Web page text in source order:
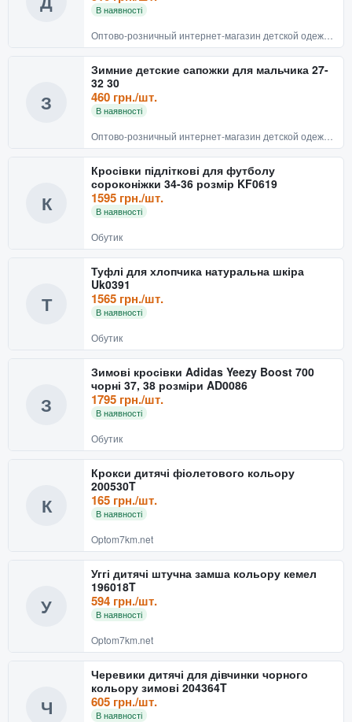
В наявності
З
Зимние детские сапожки для мальчика 27-
32 30
460 грн./шт.
В наявності
К
Кросівки підліткові для футболу
сороконіжки 34-36 розмір KF0619
1595 грн./шт.
В наявності
Обутик
Т
Туфлі для хлопчика натуральна шкіра
Uk0391
1565 грн./шт.
В наявності
Обутик
З
Зимові кросівки Adidas Yeezy Boost 700
чорні 37, 38 розміри AD0086
1795 грн./шт.
В наявності
Обутик
К
Крокси дитячі фіолетового кольору
200530T
165 грн./шт.
В наявності
Optom7km.net
У
Уггі дитячі штучна замша кольору кемел
196018T
594 грн./шт.
В наявності
Optom7km.net
Ч
Черевики дитячі для дівчинки чорного
кольору зимові 204364T
605 грн./шт.
В наявності